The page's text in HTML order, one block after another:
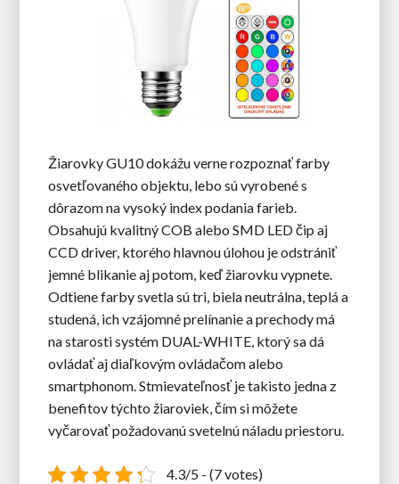
Žiarovky GU10 dokážu verne rozpoznať farby
osvetľovaného objektu, lebo sú vyrobené s
dôrazom na vysoký index podania farieb.
Obsahujú kvalitný COB alebo SMD LED čip aj
CCD driver, ktorého hlavnou úlohou je odstrániť
jemné blikanie aj potom, keď žiarovku vypnete.
Odtiene farby svetla sú tri, biela neutrálna, teplá a
studená, ich vzájomné prelínanie a prechody má
na starosti systém DUAL-WHITE, ktorý sa dá
ovládať aj diaľkovým ovládačom alebo
smartphonom. Stmievateľnosť je takisto jedna z
benefitov týchto žiaroviek, čím si môžete
vyčarovať požadovanú svetelnú náladu priestoru.
4.3/5 - (7 votes)